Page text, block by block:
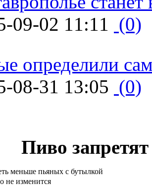
09-02 11:11 (0)
определили
08-31 13:05 (0)
Пиво
меньше пьяных с бутылкой
не изменится